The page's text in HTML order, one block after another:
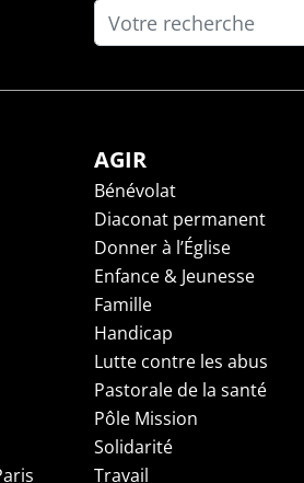
AGIR
Bénévolat
Diaconat permanent
Donner à l’Église
Enfance & Jeunesse
Famille
Handicap
Lutte contre les abus
Pastorale de la santé
Pôle Mission
Solidarité
Travail